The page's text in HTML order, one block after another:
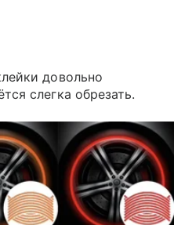
довольно
слегка обрезать.